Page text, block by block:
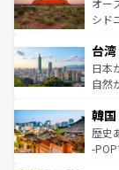
しみ
ならで
情報
おす
れる
人々
ク、
ワイを、
はコ
オー
シド
リア
ク）
ど、
いる
ビン
い。
台湾
日本
自然
ン）
と山
驚き
韓国
歴史
-